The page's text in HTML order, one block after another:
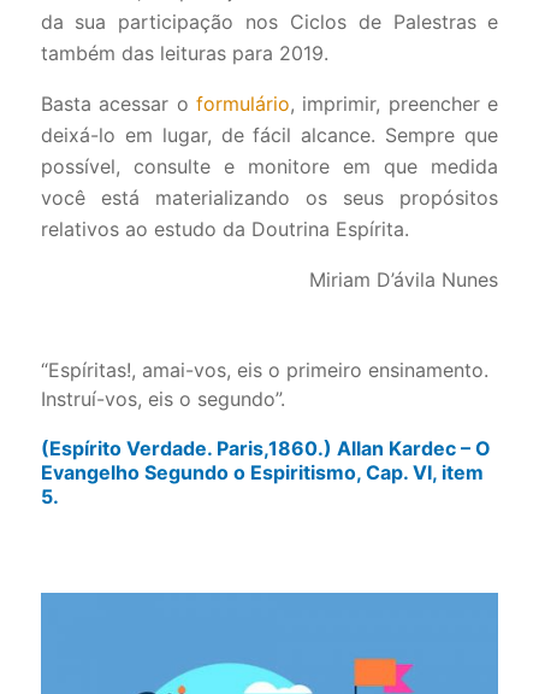
da sua participação nos Ciclos de Palestras e
também das leituras para 2019.
Basta acessar o formulário, imprimir, preencher e
deixá-lo em lugar, de fácil alcance. Sempre que
possível, consulte e monitore em que medida
você está materializando os seus propósitos
relativos ao estudo da Doutrina Espírita.
Miriam D’ávila Nunes
“Espíritas!, amai-vos, eis o primeiro ensinamento.
Instruí-vos, eis o segundo”.
(Espírito Verdade. Paris,1860.) Allan Kardec – O
Evangelho Segundo o Espiritismo, Cap. VI, item
5.